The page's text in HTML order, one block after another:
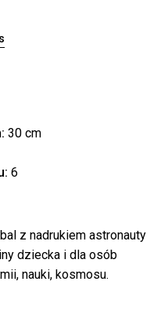
30 cm
6
z nadrukiem astronauty
dziecka i dla osób
nauki, kosmosu.